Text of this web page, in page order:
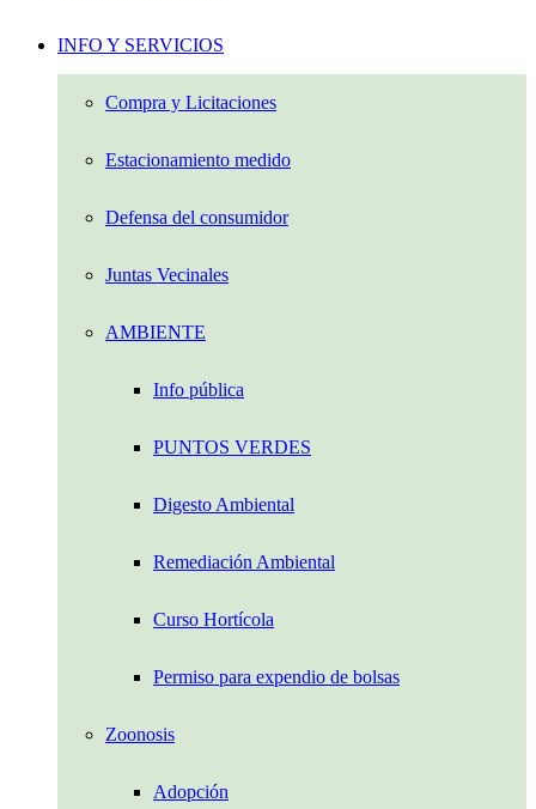
INFO Y SERVICIOS
Compra y Licitaciones
Estacionamiento medido
Defensa del consumidor
Juntas Vecinales
AMBIENTE
Info pública
PUNTOS VERDES
Digesto Ambiental
Remediación Ambiental
Curso Hortícola
Permiso para expendio de bolsas
Zoonosis
Adopción